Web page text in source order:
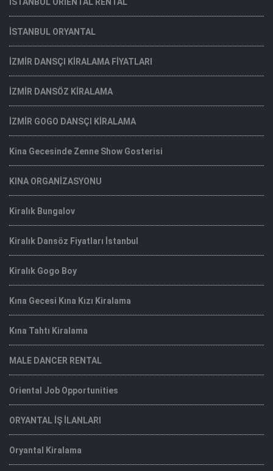
İSTANBUL ORYANTAL
İZMİR DANSÇI KİRALAMA FİYATLARI
İZMİR DANSÖZ KİRALAMA
İZMİR GOGO DANSÇI KİRALAMA
Kina Gecesinde Zenne Show Gosterisi
KINA ORGANİZASYONU
Kiralık Bungalov
Kiralık Dansöz Fiyatları İstanbul
Kiralık Gogo Boy
Kına Gecesi Kına Kızı Kiralama
Kına Tahtı Kiralama
MALE DANCER RENTAL
Oriental Job Opportunities
ORYANTAL İŞ İLANLARI
Oryantal Kiralama